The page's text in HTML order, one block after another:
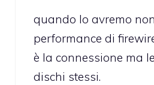
quando lo avremo
performance di
è la connessione ma
dischi stessi.